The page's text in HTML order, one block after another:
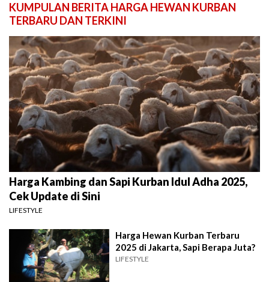
KUMPULAN BERITA HARGA HEWAN KURBAN
TERBARU DAN TERKINI
Harga Kambing dan Sapi Kurban Idul Adha 2025,
Cek Update di Sini
LIFESTYLE
Harga Hewan Kurban Terbaru
2025 di Jakarta, Sapi Berapa Juta?
LIFESTYLE